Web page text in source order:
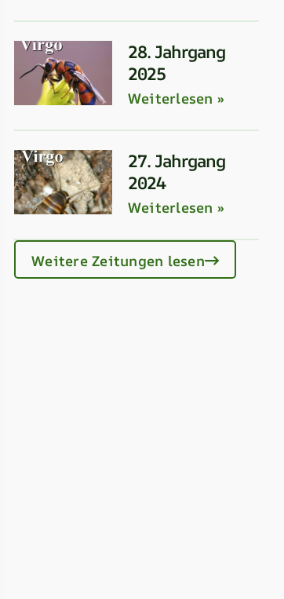
28. Jahrgang
2025
Weiterlesen »
27. Jahrgang
2024
Weiterlesen »
Weitere Zeitungen lesen